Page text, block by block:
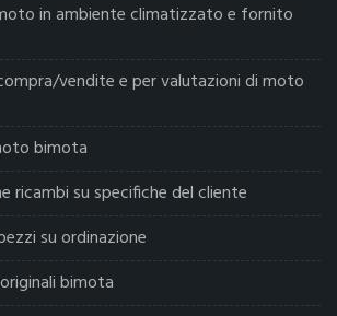
in ambiente climatizzato e fornito
vendite e per valutazioni di moto
bimota
ricambi su specifiche del cliente
su ordinazione
bimota